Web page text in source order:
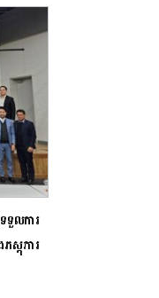
ទួលការ
ស្តុភារ